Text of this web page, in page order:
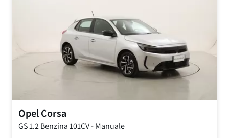
OpelCorsa
GS1.2 Benzina 101CV-Manuale